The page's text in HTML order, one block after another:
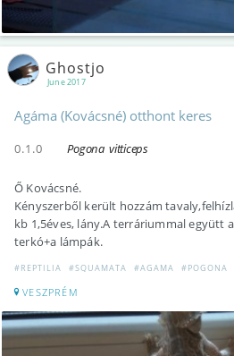
June 2017
Ghostjo
Agáma (Kovácsné) otthont keres
0.1.0 Pogona vitticeps
Ő Kovácsné.
Kényszerből került hozzám
kb 1,5éves, lány.A terráriummal együtt
terkó+a lámpák.
#REPTILIA #SQUAMATA #AGAMA #POGONA
VESZPRÉM